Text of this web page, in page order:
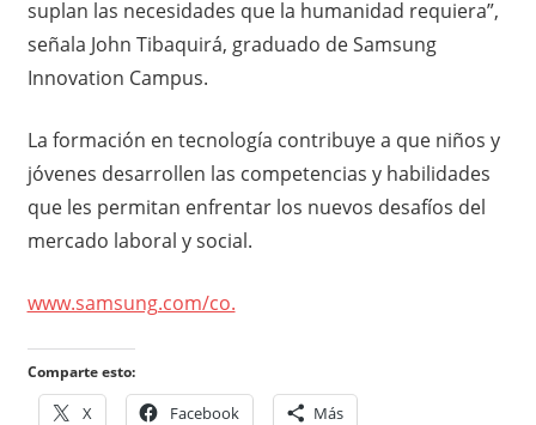
suplan las necesidades que la humanidad requiera”,
señala John Tibaquirá, graduado de Samsung
Innovation Campus.
La formación en tecnología contribuye a que niños y
jóvenes desarrollen las competencias y habilidades
que les permitan enfrentar los nuevos desafíos del
mercado laboral y social.
www.samsung.com/co.
Comparte esto:
X Facebook Más